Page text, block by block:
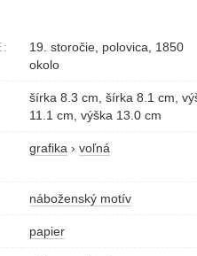
19. storočie, polovica, 1850
okolo
šírka 8.3 cm, šírka 8.1 cm,
11.1 cm, výška 13.0 cm
grafika › voľná
náboženský motív
papier